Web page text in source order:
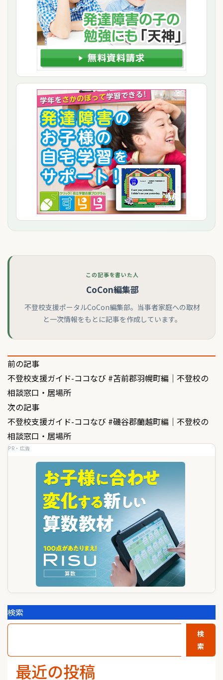
この記事を書いた人
CoCon編集部
不登校支援ポータルCoCon編集部。当事者家庭への取材
と一次情報をもとに記事を作成しています。
投
稿
ナ
ビ
ゲ
前の記事
不登校支援ガイド-ココなび #苫前郡羽幌町編｜不登校の
相談窓口・居場所
次の記事
不登校支援ガイド-ココなび #磯谷郡蘭越町編｜不登校の
相談窓口・居場所
PR・広告
検索
検
索
最近の投稿